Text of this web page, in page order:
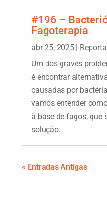
#196 –
Fagoterapia
abr 25, 2025|
Um dos graves
é encontrar
causadas por
vamos entender
à base de fagos, que
solução.
« Entradas Antigas